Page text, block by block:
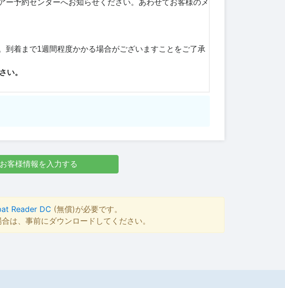
お客様情報を入力する
Reader DC (無償)が必要です。
、事前にダウンロードしてください。